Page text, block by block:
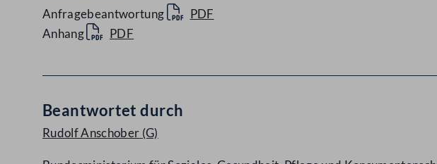
Anfragebeantwortung
PDF
Anhang
PDF
Beantwortet durch
Rudolf Anschober (G)